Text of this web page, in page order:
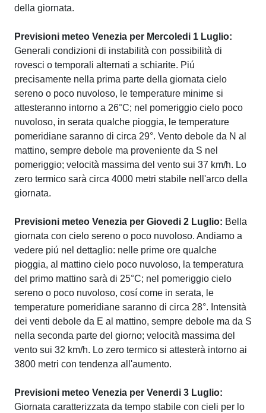
della giornata.
Previsioni meteo Venezia per Mercoledi 1 Luglio:
Generali condizioni di instabilità con possibilità di
rovesci o temporali alternati a schiarite. Piú
precisamente nella prima parte della giornata cielo
sereno o poco nuvoloso, le temperature minime si
attesteranno intorno a 26°C; nel pomeriggio cielo poco
nuvoloso, in serata qualche pioggia, le temperature
pomeridiane saranno di circa 29°. Vento debole da N al
mattino, sempre debole ma proveniente da S nel
pomeriggio; velocità massima del vento sui 37 km/h. Lo
zero termico sarà circa 4000 metri stabile nell'arco della
giornata.
Previsioni meteo Venezia per Giovedi 2 Luglio: Bella
giornata con cielo sereno o poco nuvoloso. Andiamo a
vedere piú nel dettaglio: nelle prime ore qualche
pioggia, al mattino cielo poco nuvoloso, la temperatura
del primo mattino sarà di 25°C; nel pomeriggio cielo
sereno o poco nuvoloso, cosí come in serata, le
temperature pomeridiane saranno di circa 28°. Intensità
dei venti debole da E al mattino, sempre debole ma da S
nella seconda parte del giorno; velocità massima del
vento sui 32 km/h. Lo zero termico si attesterà intorno ai
3800 metri con tendenza all'aumento.
Previsioni meteo Venezia per Venerdi 3 Luglio:
Giornata caratterizzata da tempo stabile con cieli per lo